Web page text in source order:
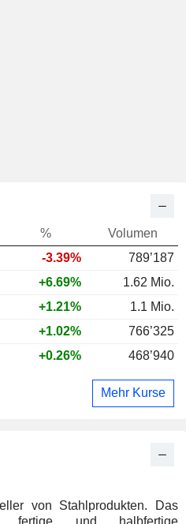
von Stahlprodukten. Das
fertige und halbfertige
%
Volumen
-3.39%
789’187
+6.69%
1.62 Mio.
+1.21%
1.1 Mio.
+1.02%
766’325
+0.26% 468’940
Mehr Kurse